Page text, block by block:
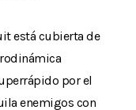
está cubierta de
por el
enemigos con